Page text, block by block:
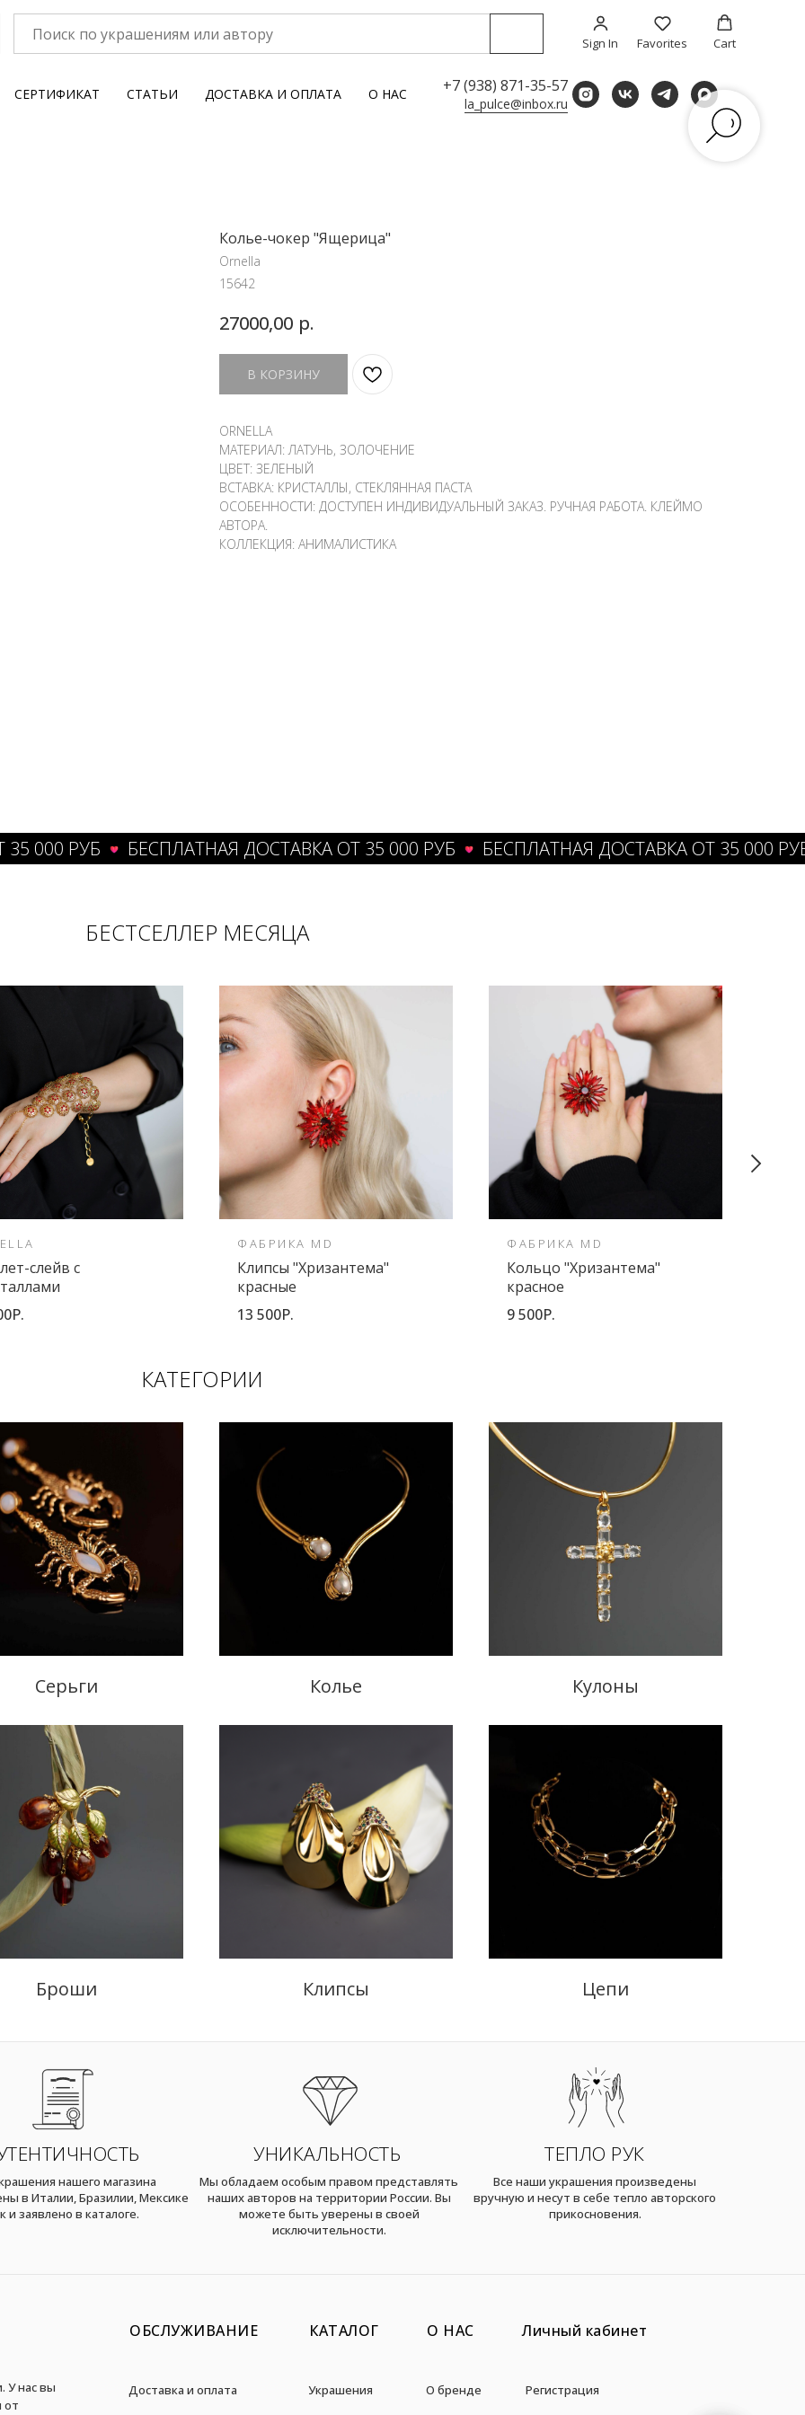
Sign In Favorites Cart
СЕРТИФИКАТ СТАТЬИ ДОСТАВКА И ОПЛАТА О НАС +7 (938) 871-35-57
la_pulce@inbox.ru
Колье-чокер "Ящерица"
Ornella
15642
27000,00 р.
В КОРЗИНУ
ORNELLA
МАТЕРИАЛ: ЛАТУНЬ, ЗОЛОЧЕНИЕ
ЦВЕТ: ЗЕЛЕНЫЙ
ВСТАВКА: КРИСТАЛЛЫ, СТЕКЛЯННАЯ ПАСТА
ОСОБЕННОСТИ: ДОСТУПЕН ИНДИВИДУАЛЬНЫЙ ЗАКАЗ. РУЧНАЯ РАБОТА. КЛЕЙМО
АВТОРА.
КОЛЛЕКЦИЯ: АНИМАЛИСТИКА
РУБ БЕСПЛАТНАЯ ДОСТАВКА ОТ 35 000 РУБ БЕСПЛАТНАЯ ДОСТАВКА ОТ 35 000 РУБ
БЕСТСЕЛЛЕР МЕСЯЦА
слейв с
ФАБРИКА MD
Клипсы "Хризантема"
красные
13 500Р.
ФАБРИКА MD
Кольцо "Хризантема"
красное
9 500Р.
КАТЕГОРИИ
Серьги Колье Кулоны
Броши Клипсы Цепи
нашего магазина
в Италии, Бразилии, Мексике
и заявлено в каталоге.
УНИКАЛЬНОСТЬ
Мы обладаем особым правом представлять
наших авторов на территории России. Вы
можете быть уверены в своей
исключительности.
ТЕПЛО РУК
Все наши украшения произведены
вручную и несут в себе тепло авторского
прикосновения.
ОБСЛУЖИВАНИЕ
Доставка и оплата
КАТАЛОГ
Украшения
О НАС
О бренде
Личный кабинет
У нас вы
от
Регистрация